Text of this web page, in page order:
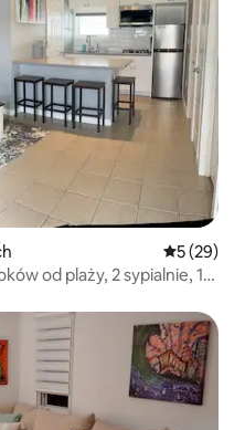
Średnia
5 (29)
od plaży, 2 sypialnie, 1
gości